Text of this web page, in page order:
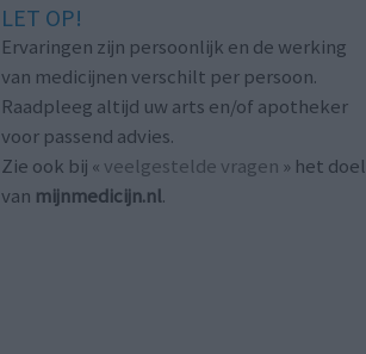
LET OP!
Ervaringen zijn persoonlijk en de werking
van medicijnen verschilt per persoon.
Raadpleeg altijd uw arts en/of apotheker
voor passend advies.
Zie ook bij « veelgestelde vragen » het doel
van mijnmedicijn.nl.